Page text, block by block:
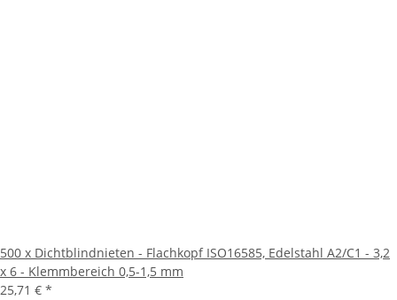
500 x Dichtblindnieten - Flachkopf ISO16585, Edelstahl A2/C1 - 3,2
x 6 - Klemmbereich 0,5-1,5 mm
25,71 € *